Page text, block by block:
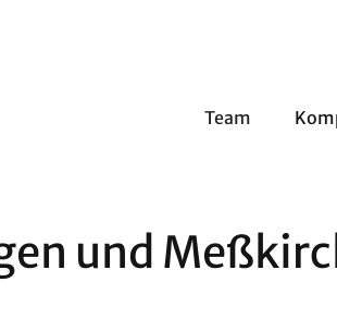
Team
und